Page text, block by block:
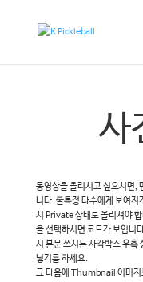
사
동영상을 올리시고 싶으시면,
니다. 불특정 다수에게 보여지
시 Private 상태로 올리셔야
을 선택하시면 코드가 보입니
시 본문 쓰시는 사각박스 우측
넣기를 하세요.
그 다음에 Thumbnail 이미지